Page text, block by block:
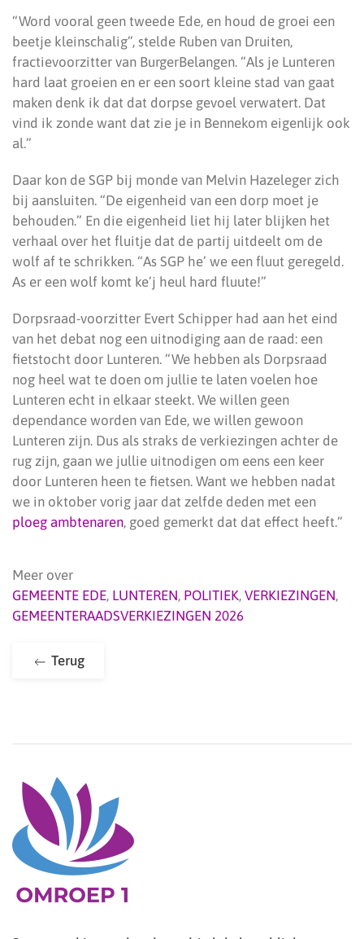
“Word vooral geen tweede Ede, en houd de groei een
beetje kleinschalig”, stelde Ruben van Druiten,
fractievoorzitter van BurgerBelangen. “Als je Lunteren
hard laat groeien en er een soort kleine stad van gaat
maken denk ik dat dat dorpse gevoel verwatert. Dat
vind ik zonde want dat zie je in Bennekom eigenlijk ook
al.”
Daar kon de SGP bij monde van Melvin Hazeleger zich
bij aansluiten. “De eigenheid van een dorp moet je
behouden.” En die eigenheid liet hij later blijken het
verhaal over het fluitje dat de partij uitdeelt om de
wolf af te schrikken. “As SGP he’ we een fluut geregeld.
As er een wolf komt ke’j heul hard fluute!”
Dorpsraad-voorzitter Evert Schipper had aan het eind
van het debat nog een uitnodiging aan de raad: een
fietstocht door Lunteren. “We hebben als Dorpsraad
nog heel wat te doen om jullie te laten voelen hoe
Lunteren echt in elkaar steekt. We willen geen
dependance worden van Ede, we willen gewoon
Lunteren zijn. Dus als straks de verkiezingen achter de
rug zijn, gaan we jullie uitnodigen om eens een keer
door Lunteren heen te fietsen. Want we hebben nadat
we in oktober vorig jaar dat zelfde deden met een
ploeg ambtenaren, goed gemerkt dat dat effect heeft.”
Meer over
GEMEENTE EDE, LUNTEREN, POLITIEK, VERKIEZINGEN,
GEMEENTERAADSVERKIEZINGEN 2026
Terug